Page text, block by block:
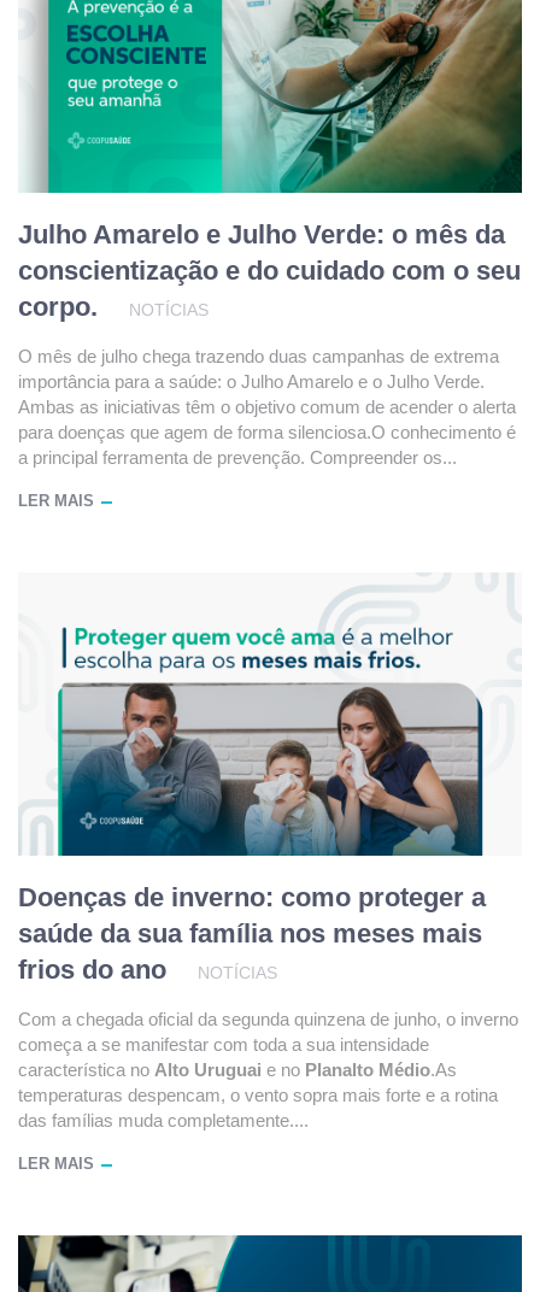
Julho Amarelo e Julho Verde: o mês da
conscientização e do cuidado com o seu
corpo.
NOTÍCIAS
O mês de julho chega trazendo duas campanhas de extrema
importância para a saúde: o Julho Amarelo e o Julho Verde.
Ambas as iniciativas têm o objetivo comum de acender o alerta
para doenças que agem de forma silenciosa.O conhecimento é
a principal ferramenta de prevenção. Compreender os...
LER MAIS
Doenças de inverno: como proteger a
saúde da sua família nos meses mais
frios do ano
NOTÍCIAS
Com a chegada oficial da segunda quinzena de junho, o inverno
começa a se manifestar com toda a sua intensidade
característica no Alto Uruguai e no Planalto Médio.As
temperaturas despencam, o vento sopra mais forte e a rotina
das famílias muda completamente....
LER MAIS